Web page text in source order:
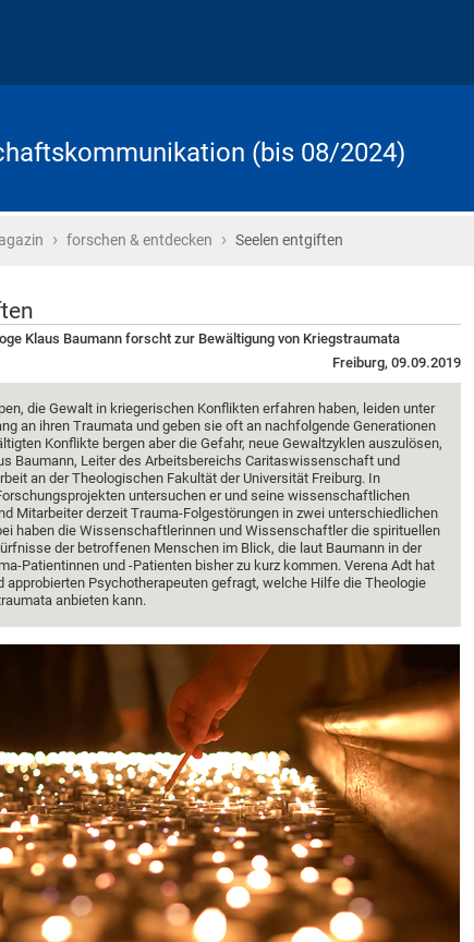
(bis 08/2024)
› forschen & entdecken › Seelen entgiften
Klaus Baumann forscht zur Bewältigung von Kriegstraumata
Freiburg, 09.09.2019
die Gewalt in kriegerischen Konflikten erfahren haben, leiden unter
an ihren Traumata und geben sie oft an nachfolgende Generationen
Konflikte bergen aber die Gefahr, neue Gewaltzyklen auszulösen,
Baumann, Leiter des Arbeitsbereichs Caritaswissenschaft und
an der Theologischen Fakultät der Universität Freiburg. In
untersuchen er und seine wissenschaftlichen
Mitarbeiter derzeit Trauma-Folgestörungen in zwei unterschiedlichen
haben die Wissenschaftlerinnen und Wissenschaftler die spirituellen
der betroffenen Menschen im Blick, die laut Baumann in der
Patientinnen und -Patienten bisher zu kurz kommen. Verena Adt hat
approbierten Psychotherapeuten gefragt, welche Hilfe die Theologie
anbieten kann.